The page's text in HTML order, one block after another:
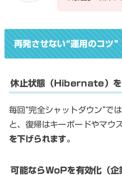
再発させない“運用のコツ”
休止状態（Hibernate）を
毎回“完全シャットダウン”で
と、復帰はキーボードやマウ
を下げられます。
可能ならWoPを有効化（企